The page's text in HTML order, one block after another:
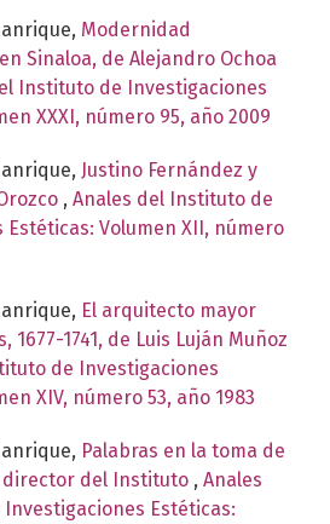
Modernidad
Sinaloa, de Alejandro Ochoa
Instituto de Investigaciones
XXXI, número 95, año 2009
Justino Fernández y
, Anales del Instituto de
Estéticas: Volumen XII, número
El arquitecto mayor
1677-1741, de Luis Luján Muñoz
de Investigaciones
XIV, número 53, año 1983
Palabras en la toma de
director del Instituto , Anales
Estéticas: